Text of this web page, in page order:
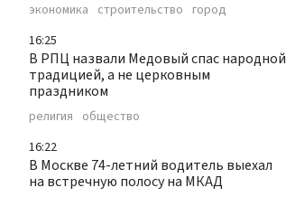
экономика строительство город
16:25
В РПЦ назвали Медовый спас народной
традицией, а не церковным
праздником
религия общество
16:22
В Москве 74-летний водитель выехал
на встречную полосу на МКАД